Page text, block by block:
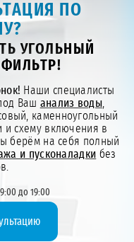
ПО
УГОЛЬНЫЙ
Наши специалисты
Ваш анализ воды
каменноугольный
и схему включения в
берём на себя полный
и пусконаладки без
до 19:00